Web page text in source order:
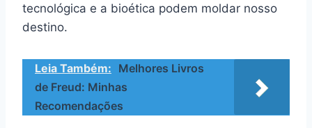
tecnológica e a bioética podem moldar nosso
destino.
Leia Também: Melhores Livros
de Freud: Minhas
Recomendações